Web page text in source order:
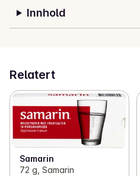
Innhold
Relatert
Samarin
72 g, Samarin